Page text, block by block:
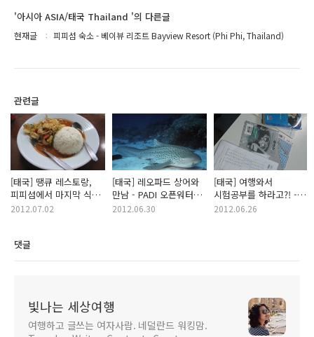
'아시아 ASIA/태국 Thailand '의 다른글
현재글 피피섬 숙소 - 베이뷰 리조트 Bayview Resort (Phi Phi, Thailand)
관련글
[태국] 땡큐 레스토랑,
피피섬에서 마지막 식사
(Phi Phi,Thailand)
2012.07.02
[태국] 레오파드 상어와
만남 - PADI 오픈워터
해양실습 (Phi Phi,
2012.06.30
[태국] 여행와서
시험공부를 하라고?! -
PADI 오픈워터 이론시험
2012.06.26
댓글
빛나는 세상여행
여행하고 글쓰는 여자사람. 네덜란드 워킹맘.